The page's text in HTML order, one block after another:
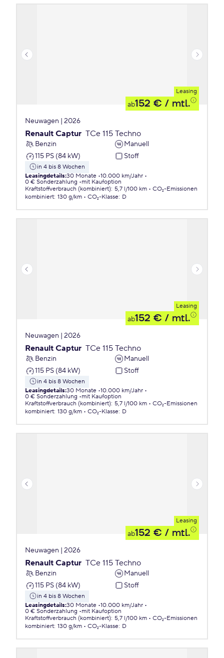
Leasing
ab152 € / mtl.
Neuwagen | 2026
Renault Captur TCe 115 Techno
Benzin
Manuell
115 PS (84 kW)
Stoff
in 4 bis 8 Wochen
Leasingdetails:30 Monate 10.000 km/Jahr
0 € Sonderzahlung
mit Kaufoption
Kraftstoffverbrauch (kombiniert): 5,7 l/100 km
CO₂-Emissionen
kombiniert: 130 g/km CO₂-Klasse: D
Leasing
ab152 € / mtl.
Neuwagen | 2026
Renault Captur TCe 115 Techno
Benzin
Manuell
115 PS (84 kW)
Stoff
in 4 bis 8 Wochen
Leasingdetails:30 Monate 10.000 km/Jahr
0 € Sonderzahlung
mit Kaufoption
Kraftstoffverbrauch (kombiniert): 5,7 l/100 km
CO₂-Emissionen
kombiniert: 130 g/km CO₂-Klasse: D
Leasing
ab152 € / mtl.
Neuwagen | 2026
Renault Captur TCe 115 Techno
Benzin
Manuell
115 PS (84 kW)
Stoff
in 4 bis 8 Wochen
Leasingdetails:30 Monate 10.000 km/Jahr
0 € Sonderzahlung
mit Kaufoption
Kraftstoffverbrauch (kombiniert): 5,7 l/100 km
CO₂-Emissionen
kombiniert: 130 g/km CO₂-Klasse: D